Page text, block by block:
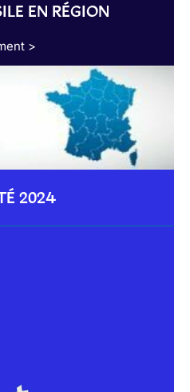
EN RÉGION
>
2024